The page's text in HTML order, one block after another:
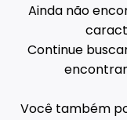
Ainda não
Continue
encontrar
Você também